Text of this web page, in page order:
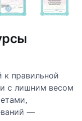
к правильной
с лишним весом
—